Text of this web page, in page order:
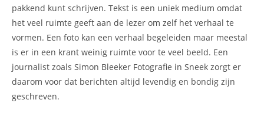
pakkend kunt schrijven. Tekst is een uniek medium omdat
het veel ruimte geeft aan de lezer om zelf het verhaal te
vormen. Een foto kan een verhaal begeleiden maar meestal
is er in een krant weinig ruimte voor te veel beeld. Een
journalist zoals Simon Bleeker Fotografie in Sneek zorgt er
daarom voor dat berichten altijd levendig en bondig zijn
geschreven.